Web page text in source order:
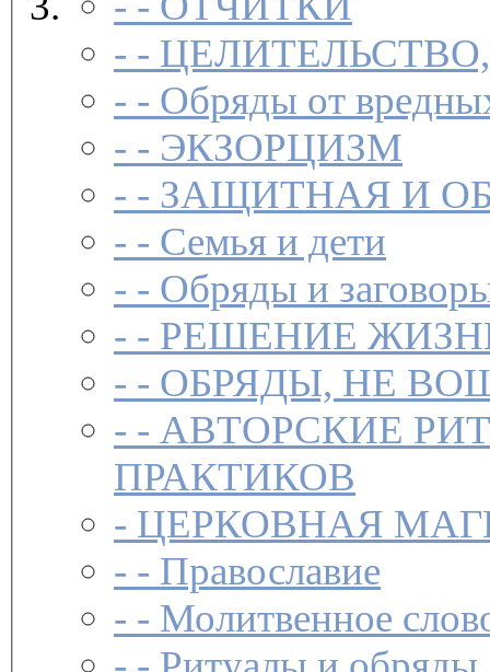
- -
- - Обряды от
- - ЭКЗОРЦИЗМ
- - ЗАЩИТНАЯ И
- - Семья и дети
- - Обряды и
- - РЕШЕНИЕ
- - ОБРЯДЫ, НЕ
- - АВТОРСКИЕ
ПРАКТИКОВ
- ЦЕРКОВНАЯ
- - Православие
- - Молитвенное